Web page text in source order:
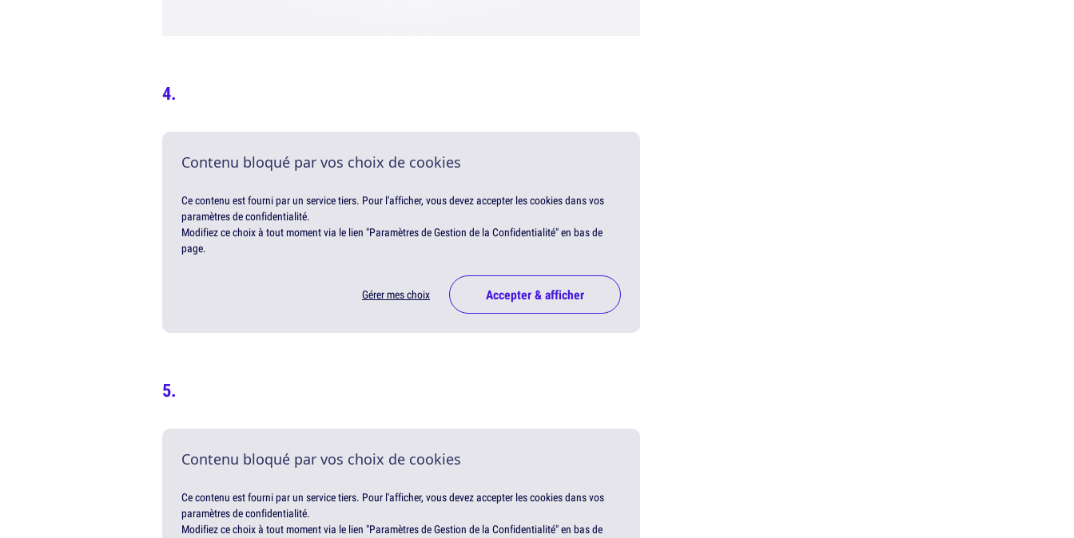
Contenu bloqué par vos choix de cookies
Ce contenu est fourni par un service tiers. Pour l'afficher, vous devez accepter les cookies dans vos
paramètres de confidentialité.
Modifiez ce choix à tout moment via le lien "Paramètres de Gestion de la Confidentialité" en bas de
page.
Gérer mes choix Accepter & afficher
Contenu bloqué par vos choix de cookies
Ce contenu est fourni par un service tiers. Pour l'afficher, vous devez accepter les cookies dans vos
paramètres de confidentialité.
Modifiez ce choix à tout moment via le lien "Paramètres de Gestion de la Confidentialité" en bas de